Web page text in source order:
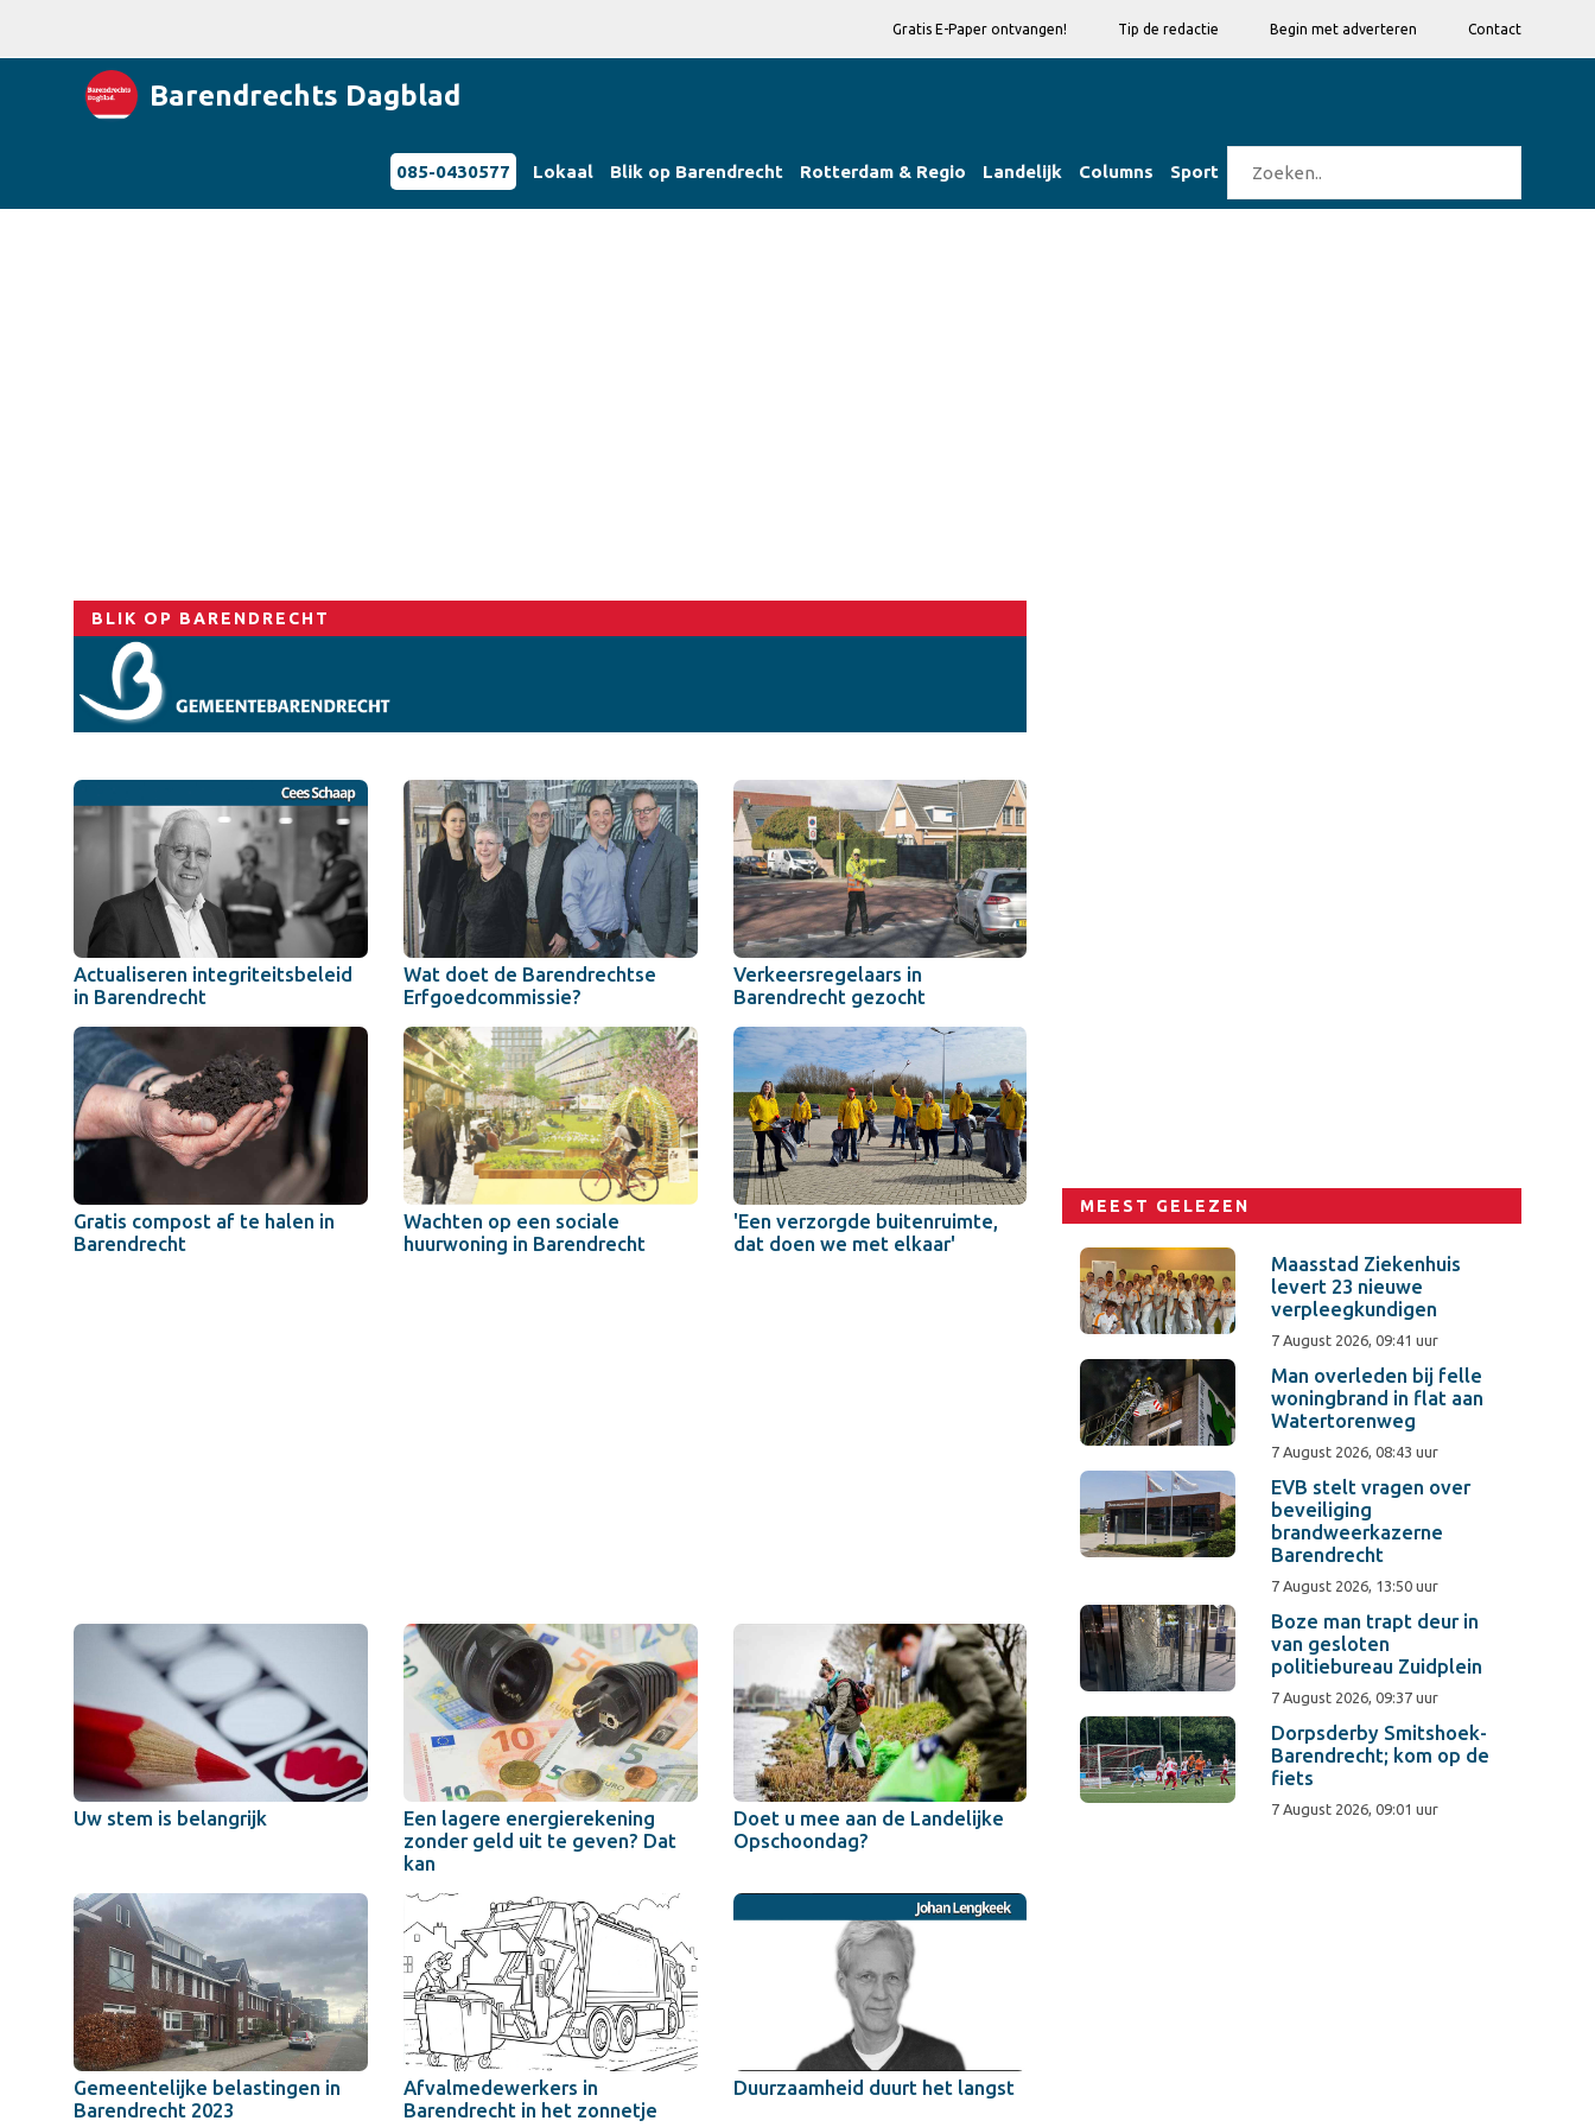
Gratis E-Paper ontvangen! Tip de redactie Begin met adverteren Contact
Barendrechts Dagblad
085-0430577 Lokaal Blik op Barendrecht Rotterdam & Regio Landelijk Columns Sport
BLIK OP BARENDRECHT
Actualiseren integriteitsbeleid
in Barendrecht
Wat doet de Barendrechtse
Erfgoedcommissie?
Verkeersregelaars in
Barendrecht gezocht
Gratis compost af te halen in
Barendrecht
Wachten op een sociale
huurwoning in Barendrecht
'Een verzorgde buitenruimte,
dat doen we met elkaar'
Uw stem is belangrijk
Een lagere energierekening
zonder geld uit te geven? Dat
kan
Doet u mee aan de Landelijke
Opschoondag?
Gemeentelijke belastingen in
Barendrecht 2023
Afvalmedewerkers in
Barendrecht in het zonnetje
Duurzaamheid duurt het langst
MEEST GELEZEN
Maasstad Ziekenhuis
levert 23 nieuwe
verpleegkundigen
7 August 2026, 09:41 uur
Man overleden bij felle
woningbrand in flat aan
Watertorenweg
7 August 2026, 08:43 uur
EVB stelt vragen over
beveiliging
brandweerkazerne
Barendrecht
7 August 2026, 13:50 uur
Boze man trapt deur in
van gesloten
politiebureau Zuidplein
7 August 2026, 09:37 uur
Dorpsderby Smitshoek-
Barendrecht; kom op de
fiets
7 August 2026, 09:01 uur